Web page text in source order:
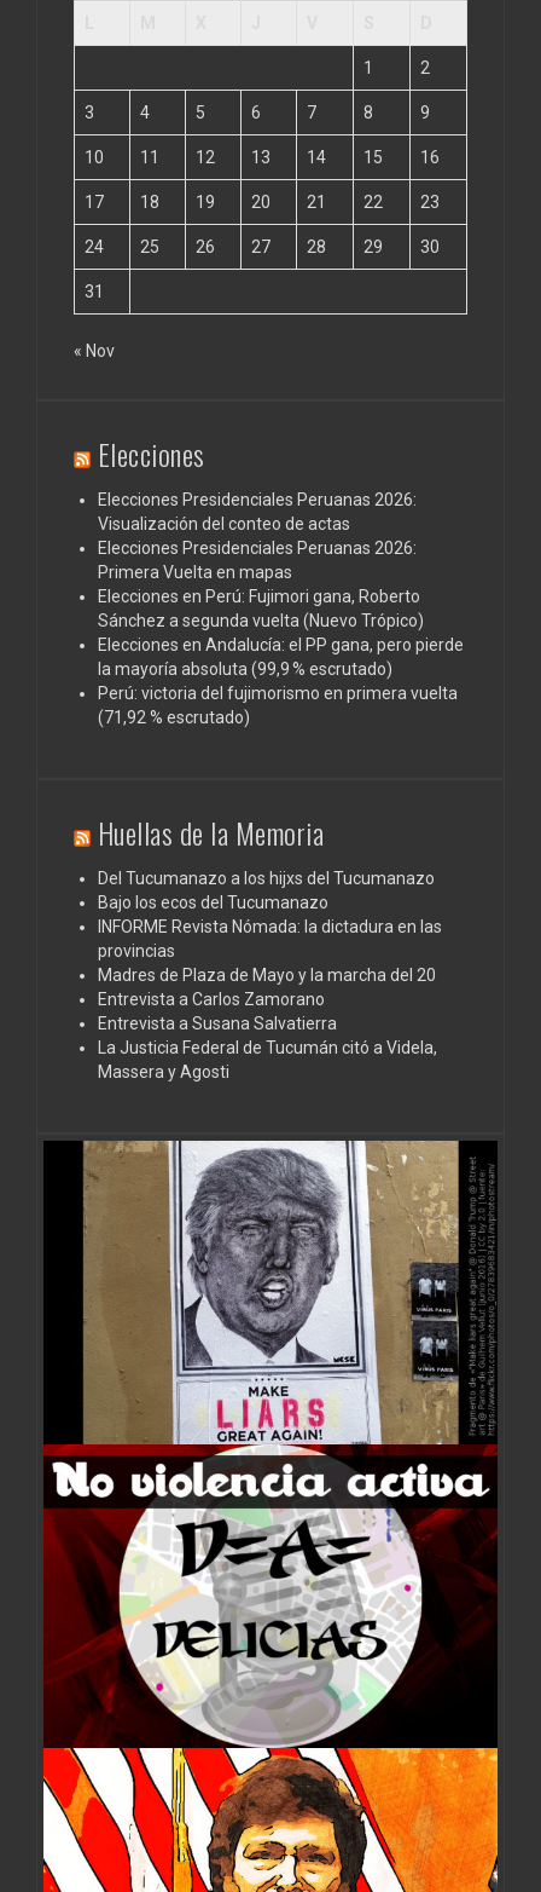
1 2
3 4 5 6 7 8 9
10 11 12 13 14 15 16
17 18 19 20 21 22 23
24 25 26 27 28 29 30
31
« Nov
Elecciones
Elecciones Presidenciales Peruanas 2026:
Visualización del conteo de actas
Elecciones Presidenciales Peruanas 2026:
Primera Vuelta en mapas
Elecciones en Perú: Fujimori gana, Roberto
Sánchez a segunda vuelta (Nuevo Trópico)
Elecciones en Andalucía: el PP gana, pero pierde
la mayoría absoluta (99,9 % escrutado)
Perú: victoria del fujimorismo en primera vuelta
(71,92 % escrutado)
Huellas de la Memoria
Del Tucumanazo a los hijxs del Tucumanazo
Bajo los ecos del Tucumanazo
INFORME Revista Nómada: la dictadura en las
provincias
Madres de Plaza de Mayo y la marcha del 20
Entrevista a Carlos Zamorano
Entrevista a Susana Salvatierra
La Justicia Federal de Tucumán citó a Videla,
Massera y Agosti